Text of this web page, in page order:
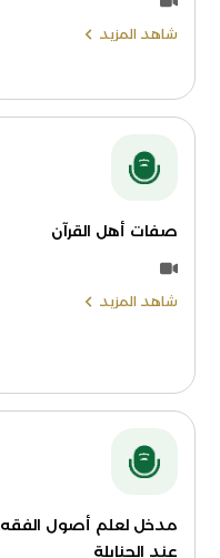
شاهد المزيد
صفات أهل القرآن
شاهد المزيد
مدخل لعلم أصول الفقه
عند الحنابلة